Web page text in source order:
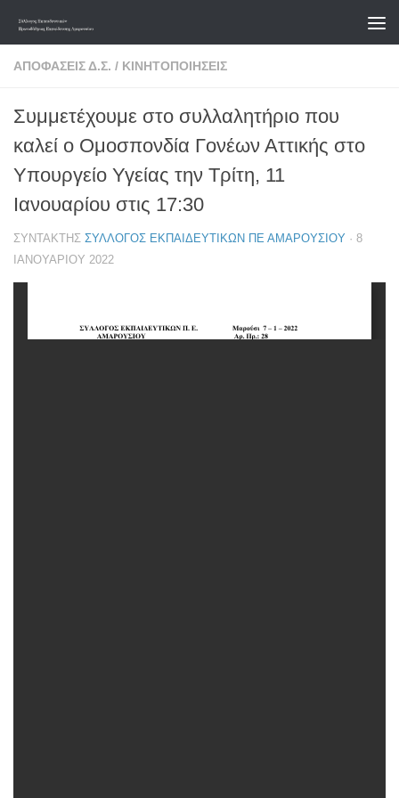
Skip to content
ΑΠΟΦΆΣΕΙΣ Δ.Σ. / ΚΙΝΗΤΟΠΟΙΉΣΕΙΣ
Συμμετέχουμε στο συλλαλητήριο που
καλεί ο Ομοσπονδία Γονέων Αττικής στο
Υπουργείο Υγείας την Τρίτη, 11
Ιανουαρίου στις 17:30
ΣΥΝΤΆΚΤΗΣ ΣΎΛΛΟΓΟΣ ΕΚΠΑΙΔΕΥΤΙΚΏΝ ΠΕ ΑΜΑΡΟΥΣΊΟΥ · 8
ΙΑΝΟΥΑΡΊΟΥ 2022